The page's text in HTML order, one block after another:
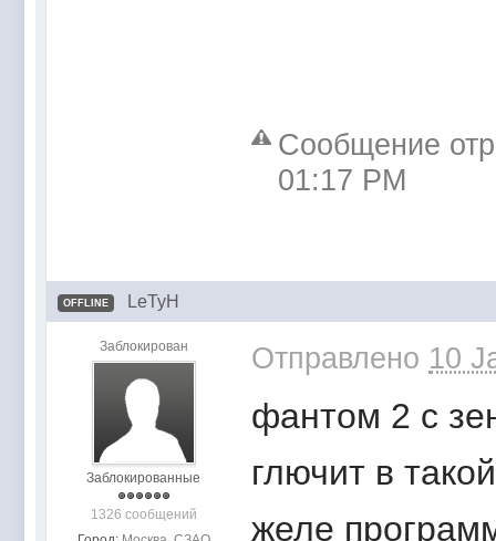
Сообщение
01:17 PM
OFFLINE LeTyH
Заблокирован
Заблокированные
1326 сообщений
Отправлено 10
фантом 2 с
глючит в
желе